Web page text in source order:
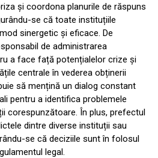
și coordona planurile de răspuns
se că toate instituțiile
sinergetic și eficace. De
de administrarea
a face față potențialelor crize și
centrale în vederea obținerii
să mențină un dialog constant
pentru a identifica problemele
corespunzătoare. În plus, prefectul
dintre diverse instituții sau
se că deciziile sunt în folosul
legal.